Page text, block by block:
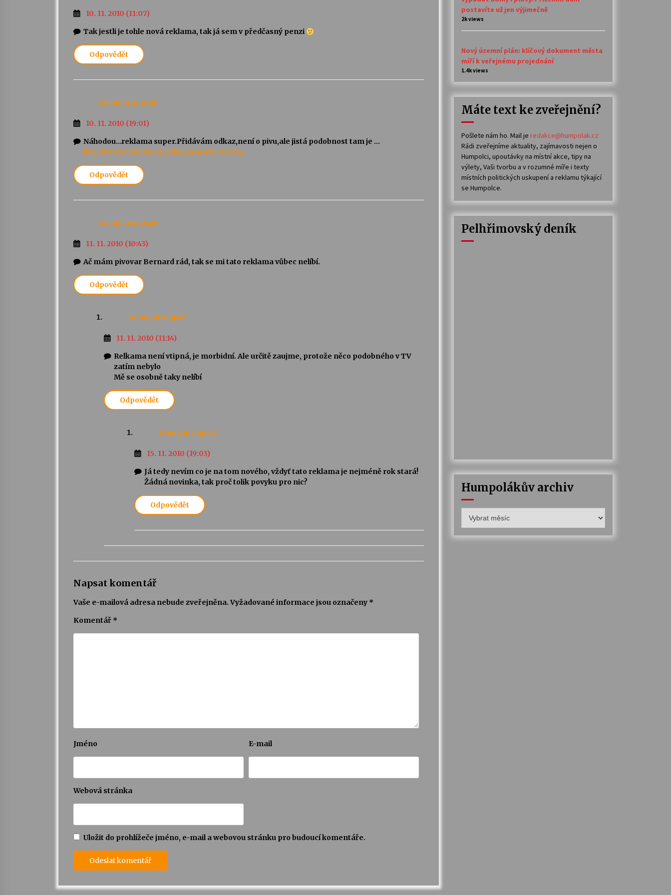
10. 11. 2010 (11:07)
Tak jestli je tohle nová reklama, tak já sem v předčasný penzi
Odpovědět
Anonym napsal:
10. 11. 2010 (19:01)
Náhodou…reklama super.Přidávám odkaz,není o pivu,ale jistá podobnost tam je …
http://www.bomba.cz/video/pracovni-urazy/
Odpovědět
Anonym napsal:
11. 11. 2010 (10:43)
Ač mám pivovar Bernard rád, tak se mi tato reklama vůbec nelíbí.
Odpovědět
Anonym napsal:
11. 11. 2010 (11:14)
Relkama není vtipná, je morbidní. Ale určitě zaujme, protože něco podobného v TV
zatím nebylo
Mě se osobně taky nelíbí
Odpovědět
Anonym napsal:
15. 11. 2010 (19:03)
Já tedy nevím co je na tom nového, vždyť tato reklama je nejméně rok stará!
Žádná novinka, tak proč tolik povyku pro nic?
Odpovědět
Napsat komentář
Vaše e-mailová adresa nebude zveřejněna. Vyžadované informace jsou označeny *
Komentář *
Jméno E-mail
Webová stránka
Uložit do prohlížeče jméno, e-mail a webovou stránku pro budoucí komentáře.
postavíte už jen výjimečně
2k views
Nový územní plán: klíčový dokument města
míří k veřejnému projednání
1.4k views
Máte text ke zveřejnění?
Pošlete nám ho. Mail je redakce@humpolak.cz
Rádi zveřejníme aktuality, zajímavosti nejen o
Humpolci, upoutávky na místní akce, tipy na
výlety, Vaši tvorbu a v rozumné míře i texty
místních politických uskupení a reklamu týkající
se Humpolce.
Pelhřimovský deník
Humpolákův archiv
archiv